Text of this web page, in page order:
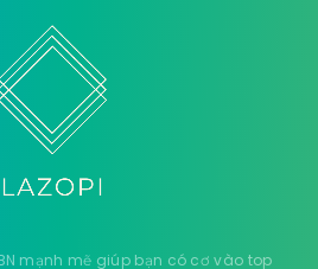
mạnh mẽ giúp bạn có cơ vào top